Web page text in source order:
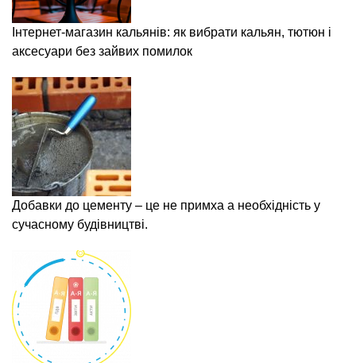
Інтернет-магазин кальянів: як вибрати кальян, тютюн і
аксесуари без зайвих помилок
Добавки до цементу – це не примха а необхідність у
сучасному будівництві.